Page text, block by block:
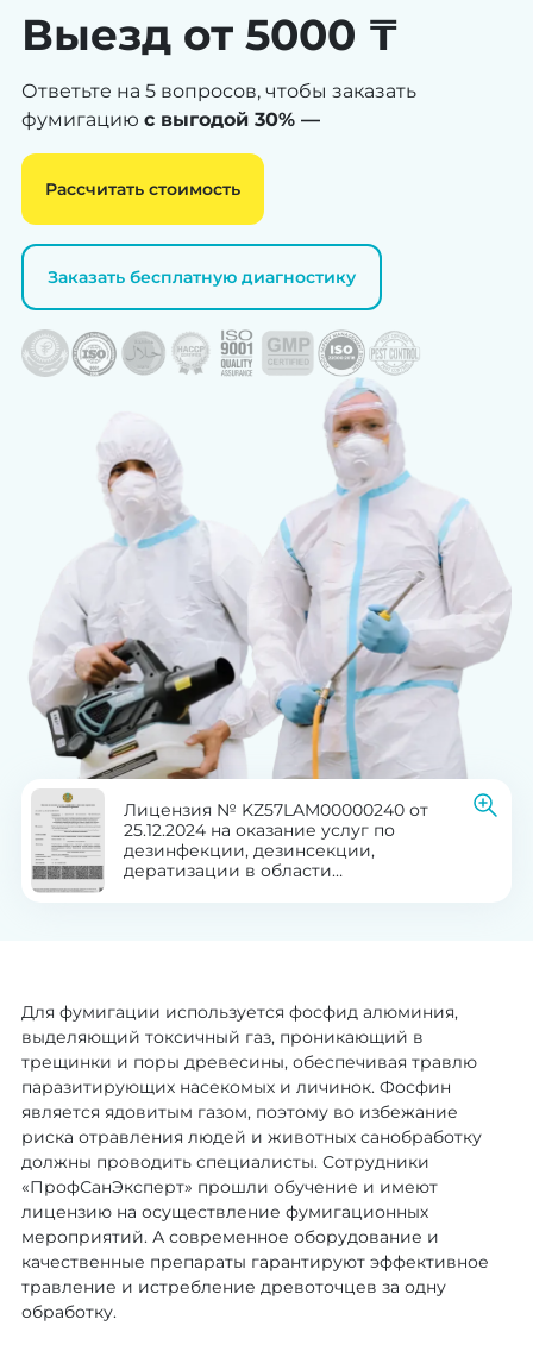
Выезд от 5000 ₸
Ответьте на 5 вопросов, чтобы заказать
фумигацию с выгодой 30% —
Рассчитать стоимость
Заказать бесплатную диагностику
Лицензия № KZ57LAM00000240 от
25.12.2024 на оказание услуг по
дезинфекции, дезинсекции,
дератизации в области
Для фумигации используется фосфид алюминия,
выделяющий токсичный газ, проникающий в
трещинки и поры древесины, обеспечивая травлю
паразитирующих насекомых и личинок. Фосфин
является ядовитым газом, поэтому во избежание
риска отравления людей и животных санобработку
должны проводить специалисты. Сотрудники
«ПрофСанЭксперт» прошли обучение и имеют
лицензию на осуществление фумигационных
мероприятий. А современное оборудование и
качественные препараты гарантируют эффективное
травление и истребление древоточцев за одну
обработку.